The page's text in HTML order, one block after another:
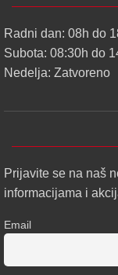
Radni dan: 08h do
Subota: 08:30h do
Nedelja: Zatvoreno
Prijavite se na naš
informacijama i
Email